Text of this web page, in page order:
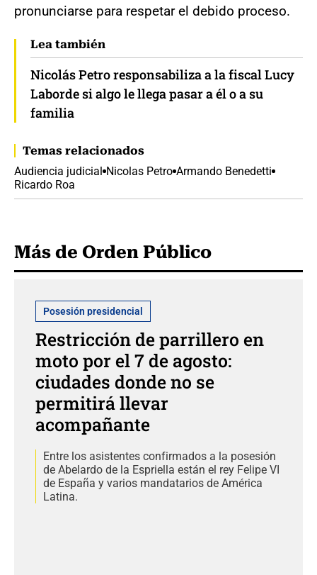
pronunciarse para respetar el debido proceso.
Lea también
Nicolás Petro responsabiliza a la fiscal Lucy
Laborde si algo le llega pasar a él o a su
familia
Temas relacionados
Audiencia judicial Nicolas Petro Armando Benedetti
Ricardo Roa
Más de Orden Público
Posesión presidencial
Restricción de parrillero en
moto por el 7 de agosto:
ciudades donde no se
permitirá llevar
acompañante
Entre los asistentes confirmados a la posesión
de Abelardo de la Espriella están el rey Felipe VI
de España y varios mandatarios de América
Latina.